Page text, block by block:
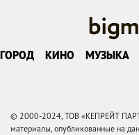
ГОРОД КИНО МУЗЫКА
© 2000-2024, ТОВ «КЕПРЕЙТ
материалы, опубликованные на